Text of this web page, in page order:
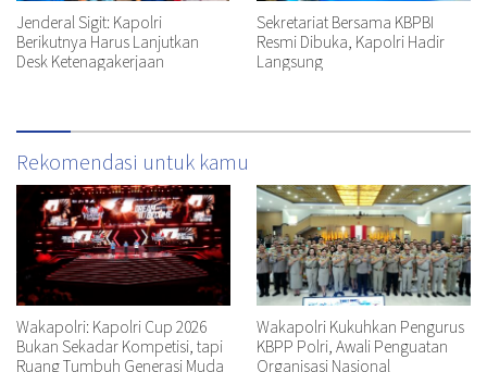
Jenderal Sigit: Kapolri
Berikutnya Harus Lanjutkan
Desk Ketenagakerjaan
Sekretariat Bersama KBPBI
Resmi Dibuka, Kapolri Hadir
Langsung
Rekomendasi untuk kamu
Wakapolri: Kapolri Cup 2026
Bukan Sekadar Kompetisi, tapi
Ruang Tumbuh Generasi Muda
Wakapolri Kukuhkan Pengurus
KBPP Polri, Awali Penguatan
Organisasi Nasional